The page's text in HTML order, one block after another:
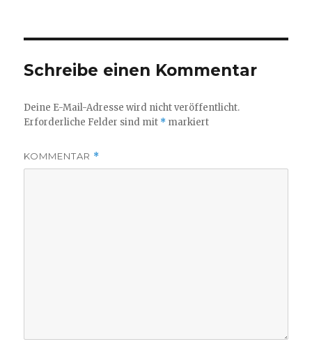
Schreibe einen Kommentar
Deine E-Mail-Adresse wird nicht veröffentlicht.
Erforderliche Felder sind mit * markiert
KOMMENTAR *